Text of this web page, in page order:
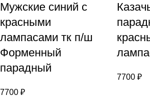
Мужские синий с
красными
лампасами тк п/ш
Форменный
парадный
7700 ₽
7700 ₽